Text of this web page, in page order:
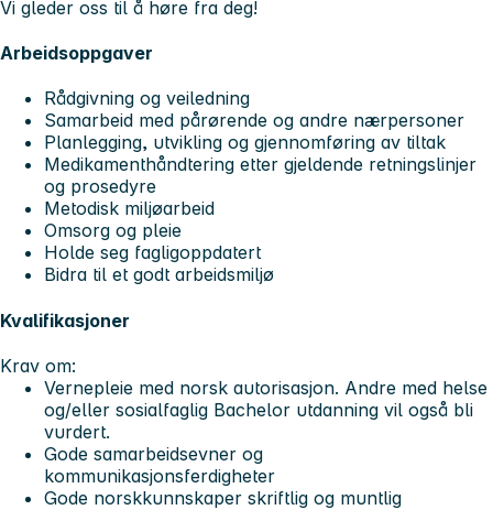
Vi gleder oss til å høre fra deg!
Arbeidsoppgaver
Rådgivning og veiledning
Samarbeid med pårørende og andre nærpersoner
Planlegging, utvikling og gjennomføring av tiltak
Medikamenthåndtering etter gjeldende retningslinjer
og prosedyre
Metodisk miljøarbeid
Omsorg og pleie
Holde seg fagligoppdatert
Bidra til et godt arbeidsmiljø
Kvalifikasjoner
Krav om:
Vernepleie med norsk autorisasjon. Andre med helse
og/eller sosialfaglig Bachelor utdanning vil også bli
vurdert.
Gode samarbeidsevner og
kommunikasjonsferdigheter
Gode norskkunnskaper skriftlig og muntlig